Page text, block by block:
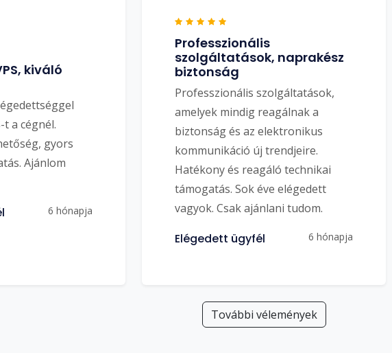
kiváló
t a cégnél.
gyors
Ajánlom
6 hónapja
Professzionális
szolgáltatások, naprakész
biztonság
Professzionális szolgáltatások,
amelyek mindig reagálnak a
biztonság és az elektronikus
kommunikáció új trendjeire.
Hatékony és reagáló technikai
támogatás. Sok éve elégedett
vagyok. Csak ajánlani tudom.
Elégedett ügyfél 6 hónapja
További vélemények